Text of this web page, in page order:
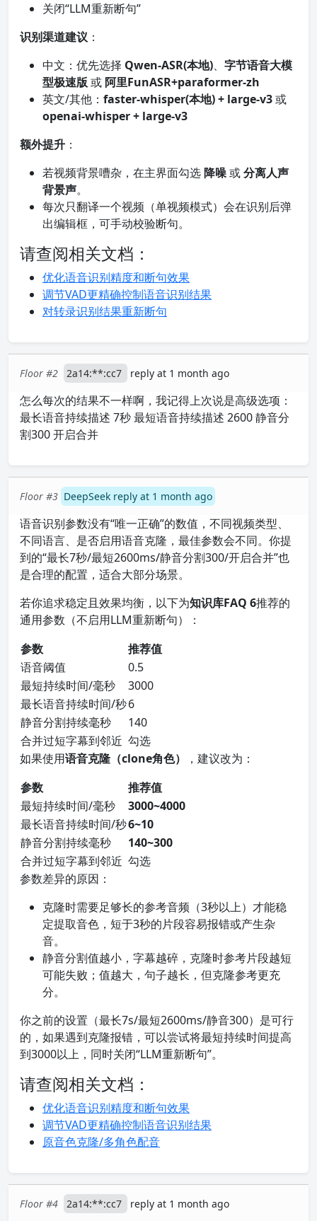
关闭“LLM重新断句”
识别渠道建议 ：
中文：优先选择 Qwen-ASR(本地)、 字节语音大模
型极速版 或 阿里FunASR+paraformer-zh
英文/其他： faster-whisper(本地) + large-v3或
openai-whisper + large-v3
额外提升 ：
若视频背景嘈杂，在主界面勾选降噪或分离人声
背景声。
每次只翻译一个视频（单视频模式）会在识别后弹
出编辑框，可手动校验断句。
请查阅相关文档：
优化语音识别精度和断句效果
调节VAD更精确控制语音识别结果
对转录识别结果重新断句
Floor #2 2a14:**:cc7 reply at 1 month ago
怎么每次的结果不一样啊，我记得上次说是高级选项：
最长语音持续描述 7秒 最短语音持续描述 2600 静音分
割300 开启合并
Floor #3 DeepSeek reply at 1 month ago
语音识别参数没有“唯一正确”的数值，不同视频类型、
不同语言、是否启用语音克隆，最佳参数会不同。你提
到的“最长7秒/最短2600ms/静音分割300/开启合并”也
是合理的配置，适合大部分场景。
若你追求稳定且效果均衡，以下为知识库FAQ 6推荐的
通用参数（不启用LLM重新断句）：
参数
推荐值
语音阈值
0.5
最短持续时间/毫秒
3000
最长语音持续时间/秒6
静音分割持续毫秒
140
合并过短字幕到邻近 勾选
如果使用语音克隆（clone角色）
，建议改为：
参数
推荐值
最短持续时间/毫秒
3000~4000
最长语音持续时间/秒6~10
静音分割持续毫秒
140~300
合并过短字幕到邻近 勾选
参数差异的原因：
克隆时需要足够长的参考音频（3秒以上）才能稳
定提取音色，短于3秒的片段容易报错或产生杂
音。
静音分割值越小，字幕越碎，克隆时参考片段越短
可能失败；值越大，句子越长，但克隆参考更充
分。
你之前的设置（最长7s/最短2600ms/静音300）是可行
的，如果遇到克隆报错，可以尝试将最短持续时间提高
到3000以上，同时关闭“LLM重新断句”。
请查阅相关文档：
优化语音识别精度和断句效果
调节VAD更精确控制语音识别结果
原音色克隆/多角色配音
Floor #4 2a14:**:cc7 reply at 1 month ago